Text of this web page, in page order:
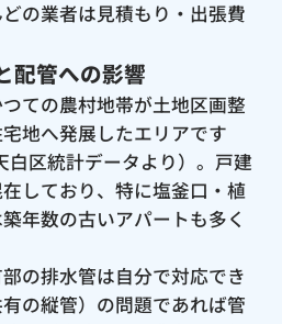
の業者は見積もり・出張費
配管への影響
ての農村地帯が土地区画整
地へ発展したエリアです
白区統計データより）。戸建
しており、特に塩釜口・植
年数の古いアパートも多く
の排水管は自分で対応でき
の縦管）の問題であれば管